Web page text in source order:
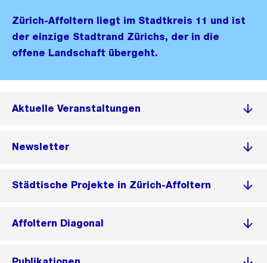
Zürich-Affoltern liegt im Stadtkreis 11 und ist
der einzige Stadtrand Zürichs, der in die
offene Landschaft übergeht.
Aktuelle Veranstaltungen
Newsletter
Städtische Projekte in Zürich-Affoltern
Affoltern Diagonal